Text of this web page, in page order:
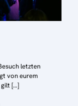
letzten
von eurem
gilt […]